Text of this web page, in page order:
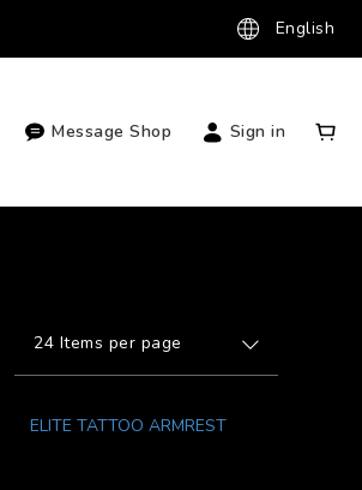
English
Message Shop Sign in
24 Items per page